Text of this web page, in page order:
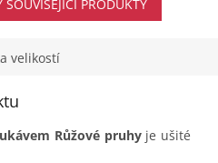
PRODUKTY
velikostí
Růžové pruhy je ušité